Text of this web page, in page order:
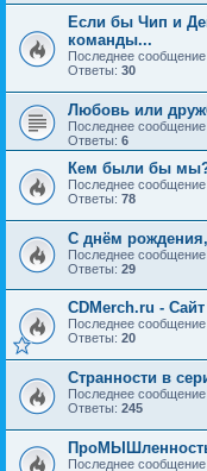
Если бы Чип и
команды...
Последнее сообщение
Ответы: 30
Любовь или
Последнее сообщение
Ответы: 6
Кем были бы
Последнее сообщение
Ответы: 78
С днём рождения,
Последнее сообщение
Ответы: 29
CDMerch.ru -
Последнее сообщение
Ответы: 20
Странности в
Последнее сообщение
Ответы: 245
Последнее сообщение